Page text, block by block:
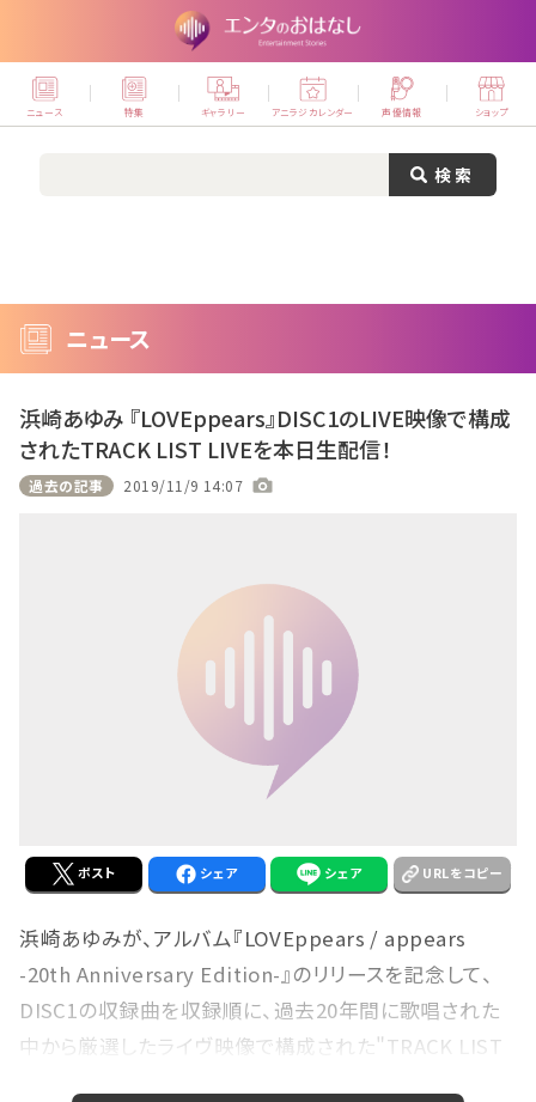
ニュース 特集 ギャラリー アニラジカレンダー 声優情報 ショップ
ニュース
浜崎あゆみ 『LOVEppears』DISC1のLIVE映像で構成
されたTRACK LIST LIVEを本日生配信！
過去の記事 2019/11/9 14:07
ポスト シェア シェア URLをコピー
浜崎あゆみが、アルバム『LOVEppears / appears
-20th Anniversary Edition-』のリリースを記念して、
DISC1の収録曲を収録順に、過去20年間に歌唱された
中から厳選したライヴ映像で構成された"TRACK LIST